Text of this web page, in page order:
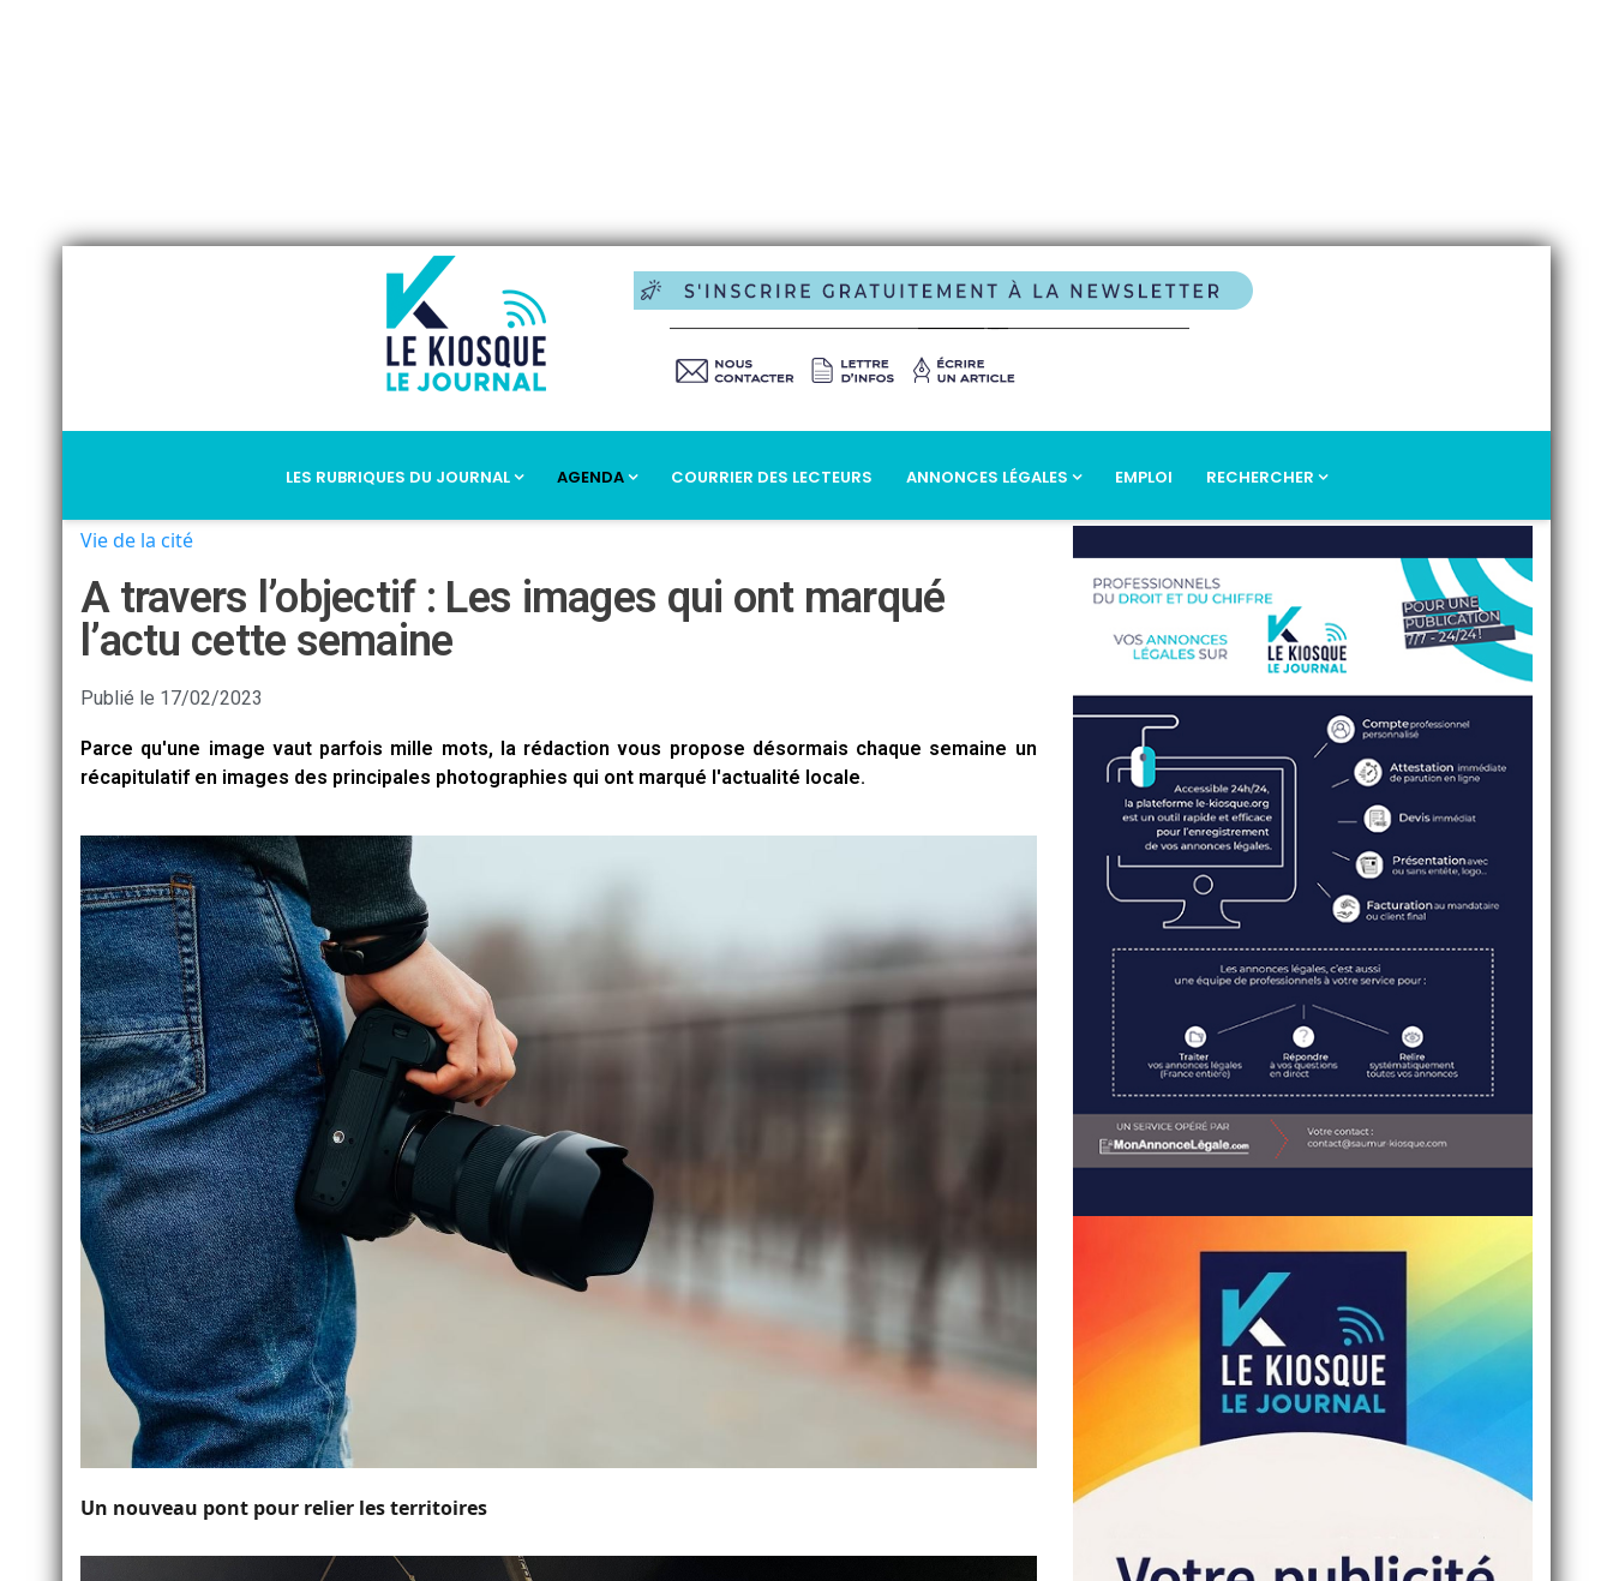
LES RUBRIQUES DU JOURNAL AGENDA COURRIER DES LECTEURS ANNONCES LÉGALES EMPLOI RECHERCHER
Vie de la cité
A travers l’objectif : Les images qui ont marqué
l’actu cette semaine
Publié le 17/02/2023
Parce qu'une image vaut parfois mille mots, la rédaction vous propose désormais chaque semaine un
récapitulatif en images des principales photographies qui ont marqué l'actualité locale.
Un nouveau pont pour relier les territoires